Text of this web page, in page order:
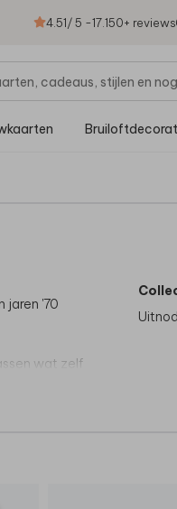
4.51/ 5 -17.150+ reviews
jaren '70
wat zelf